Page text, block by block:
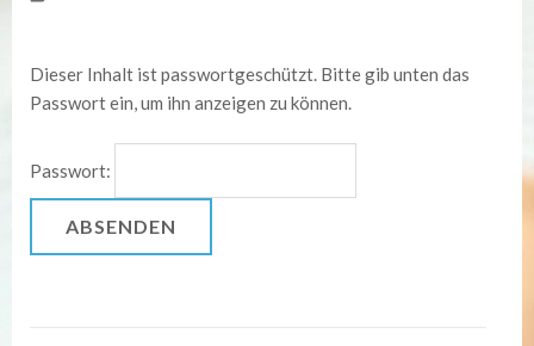
Dieser Inhalt ist passwortgeschützt. Bitte gib unten das
Passwort ein, um ihn anzeigen zu können.
Passwort: